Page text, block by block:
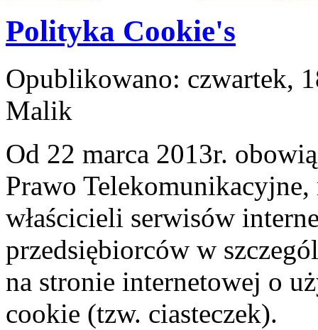
Polityka Cookie's
Opublikowano: czwartek,
Malik
Od 22 marca 2013r.
Prawo Telekomunikacyjne,
właścicieli serwisów
przedsiębiorców w
na stronie internetowej o
cookie (tzw. ciasteczek).